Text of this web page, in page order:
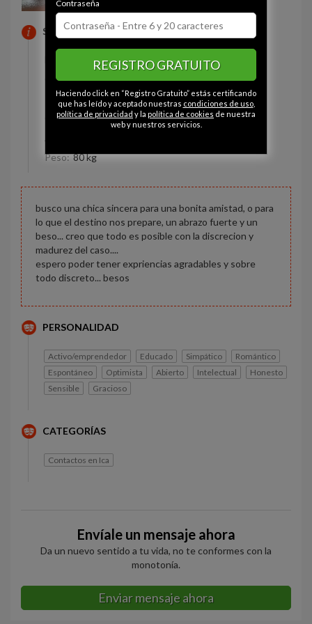
SOBRE MI
Estado civil: Viudo
Ojos: Gris
Pelo: Moreno
Constitución: Relleno
Peso: 80 kg
busco una chica sincera para una bonita amistad, o para
lo que el destino nos prepare, un abrazo fuerte y un
beso... creo que todo es posible con la discrecion y
madurez del caso....
espero poder tener expriencias agradables y sobre
todo discreto... besos
PERSONALIDAD
Activo/emprendedor Educado Simpático
Romántico
Espontáneo
Optimista Abierto Intelectual
Honesto
Sensible
Gracioso
CATEGORÍAS
Contactos en Ica
Envíale un mensaje ahora
Da un nuevo sentido a tu vida, no te conformes con la
monotonía.
Enviar mensaje ahora
Contraseña
REGISTRO GRATUITO
Haciendo click en “Registro Gratuito” estás certificando
que has leído y aceptado nuestras condiciones de uso,
política de privacidad y la política de cookies de nuestra
web y nuestros servicios.